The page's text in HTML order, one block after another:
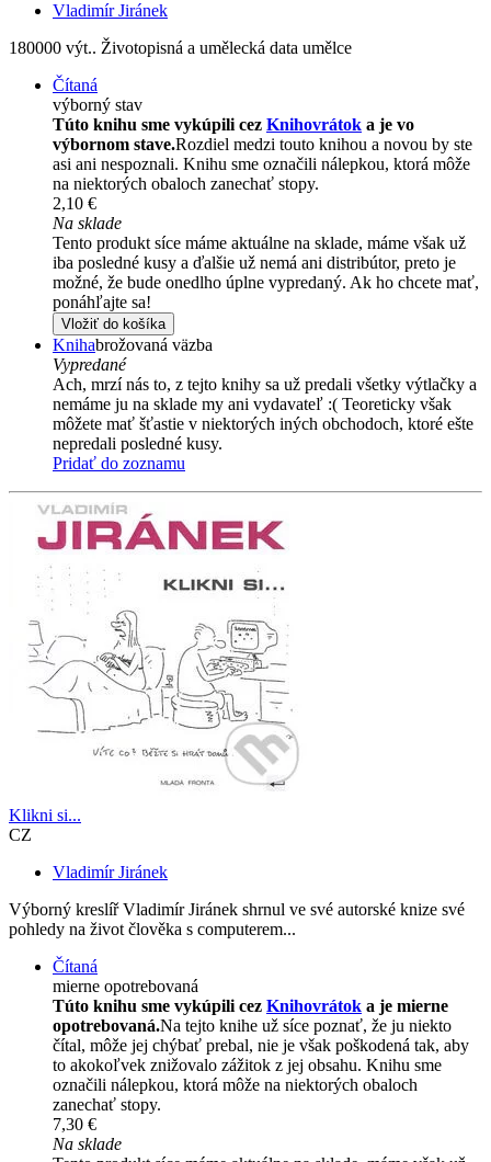
Vladimír Jiránek
180000 výt.. Životopisná a umělecká data umělce
Čítaná
výborný stav
Túto knihu sme vykúpili cez Knihovrátok a je vo
výbornom stave.Rozdiel medzi touto knihou a novou by ste
asi ani nespoznali. Knihu sme označili nálepkou, ktorá môže
na niektorých obaloch zanechať stopy.
2,10 €
Na sklade
Tento produkt síce máme aktuálne na sklade, máme však už
iba posledné kusy a ďalšie už nemá ani distribútor, preto je
možné, že bude onedlho úplne vypredaný. Ak ho chcete mať,
ponáhľajte sa!
Vložiť do košíka
Knihabrožovaná väzba
Vypredané
Ach, mrzí nás to, z tejto knihy sa už predali všetky výtlačky a
nemáme ju na sklade my ani vydavateľ :( Teoreticky však
môžete mať šťastie v niektorých iných obchodoch, ktoré ešte
nepredali posledné kusy.
Pridať do zoznamu
Klikni si...
CZ
Vladimír Jiránek
Výborný kreslíř Vladimír Jiránek shrnul ve své autorské knize své
pohledy na život člověka s computerem...
Čítaná
mierne opotrebovaná
Túto knihu sme vykúpili cez Knihovrátok a je mierne
opotrebovaná.Na tejto knihe už síce poznať, že ju niekto
čítal, môže jej chýbať prebal, nie je však poškodená tak, aby
to akokoľvek znižovalo zážitok z jej obsahu. Knihu sme
označili nálepkou, ktorá môže na niektorých obaloch
zanechať stopy.
7,30 €
Na sklade